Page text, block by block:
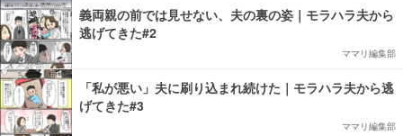
義両親の前では見せない、夫の裏の姿｜モラハラ夫から
逃げてきた#2
ママリ編集部
「私が悪い」夫に刷り込まれ続けた｜モラハラ夫から逃
げてきた#3
ママリ編集部